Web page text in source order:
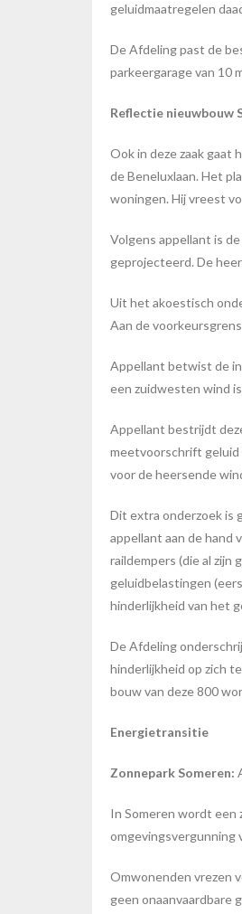
geluidmaatregelen
De Afdeling past de
parkeergarage van 10
Reflectie nieuwbouw
Ook in deze zaak gaat
de Beneluxlaan. Het
woningen. Hij vreest
Volgens appellant is
geprojecteerd. De
Uit het akoestisch
Aan de
Appellant betwist de
een zuidwesten wind
Appellant bestrijdt
meetvoorschrift geluid
voor de heersende
Dit extra onderzoek is
appellant aan de hand
raildempers (die al zijn
geluidbelastingen
hinderlijkheid van het
De Afdeling
hinderlijkheid op zich
bouw van deze 800
Energietransitie
Zonnepark Someren:
In Someren wordt een
omgevingsvergunning
Omwonenden vrezen
geen onaanvaardbare